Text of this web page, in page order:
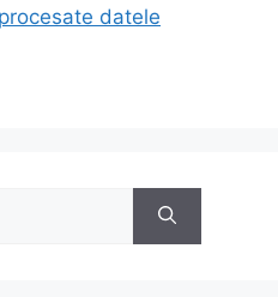
datele